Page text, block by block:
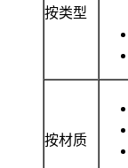
按类型
按材质